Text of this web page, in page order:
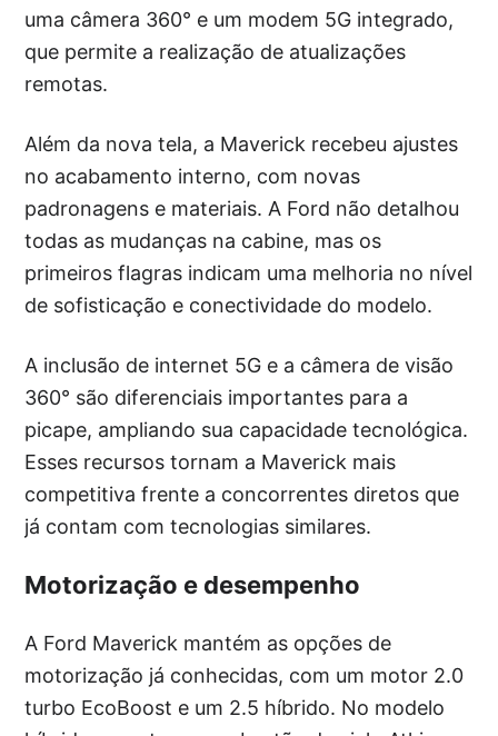
uma câmera 360° e um modem 5G integrado,
que permite a realização de atualizações
remotas.
Além da nova tela, a Maverick recebeu ajustes
no acabamento interno, com novas
padronagens e materiais. A Ford não detalhou
todas as mudanças na cabine, mas os
primeiros flagras indicam uma melhoria no nível
de sofisticação e conectividade do modelo.
A inclusão de internet 5G e a câmera de visão
360° são diferenciais importantes para a
picape, ampliando sua capacidade tecnológica.
Esses recursos tornam a Maverick mais
competitiva frente a concorrentes diretos que
já contam com tecnologias similares.
Motorização e desempenho
A Ford Maverick mantém as opções de
motorização já conhecidas, com um motor 2.0
turbo EcoBoost e um 2.5 híbrido. No modelo